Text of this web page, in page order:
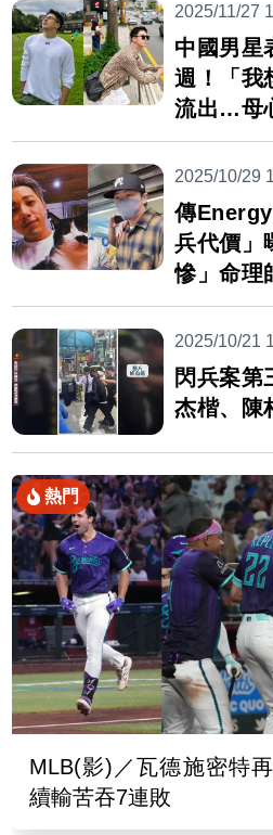
2025/11/27
中國男星
週！「我
流出…母
2025/10/29
傳
兵代價」
慘」命理
2025/10/21
閃兵案
杰楷、陳
熱門
MLB(影)／瓦德施密特
續輸苦吞7連敗